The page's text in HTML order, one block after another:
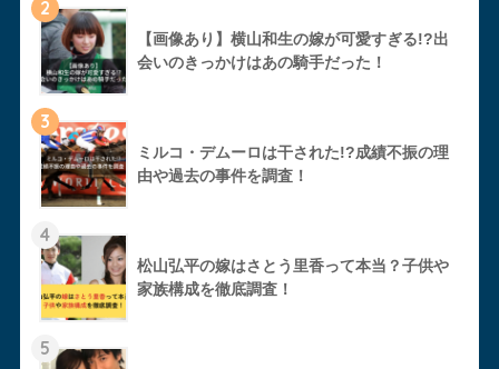
2
【画像あり】横山和生の嫁が可愛すぎる!?出
会いのきっかけはあの騎手だった！
3
ミルコ・デムーロは干された!?成績不振の理
由や過去の事件を調査！
4
松山弘平の嫁はさとう里香って本当？子供や
家族構成を徹底調査！
5